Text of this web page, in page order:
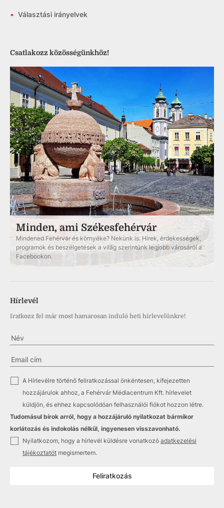
• Választási irányelvek
Csatlakozz közösségünkhöz!
Minden, ami Székesfehérvár
Mindened Fehérvár és környéke? Nekünk is. Hírek, érdekességek,
programok és beszélgetések a világ szerintünk legjobb városáról a
Facebookon.
Hírlevél
Iratkozz fel már most hamarosan induló heti hírlevelünkre!
A Hírlevélre történő feliratkozással önkéntesen, kifejezetten
hozzájárulok ahhoz, a Fehérvár Médiacentrum Kft. hírlevelet
küldjön, és ehhez kapcsolódóan felhasználói fiókot hozzon létre.
Tudomásul bírok arról, hogy a hozzájáruló nyilatkozat bármikor
korlátozás és indokolás nélkül, ingyenesen visszavonható.
Nyilatkozom, hogy a hírlevél küldésre vonatkozó adatkezelési
tájékoztatót megismertem.
Feliratkozás